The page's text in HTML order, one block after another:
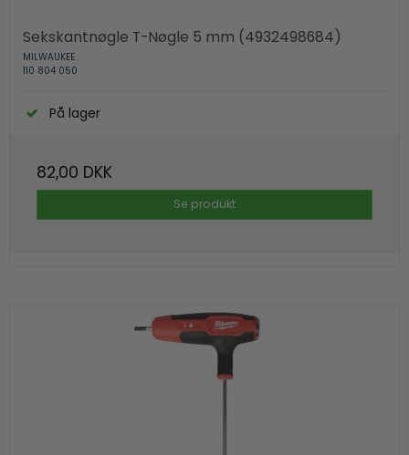
Sekskantnøgle T-Nøgle 5 mm (4932498684)
MILWAUKEE
110 804 050
På lager
82,00 DKK
Se produkt